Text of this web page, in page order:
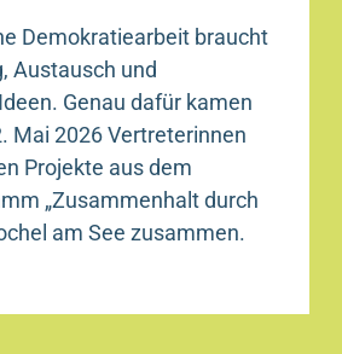
Demokratiearbeit braucht
Austausch und
Genau dafür kamen
Mai 2026 Vertreterinnen
Projekte aus dem
„Zusammenhalt durch
am See zusammen.